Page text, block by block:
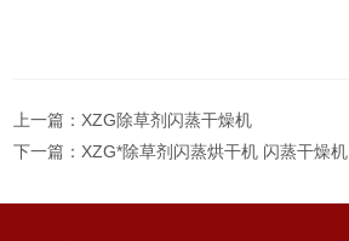
上一篇：XZG除草剂闪蒸干燥机
下一篇：XZG*除草剂闪蒸烘干机 闪蒸干燥机